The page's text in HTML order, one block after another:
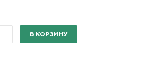
В КОРЗИНУ